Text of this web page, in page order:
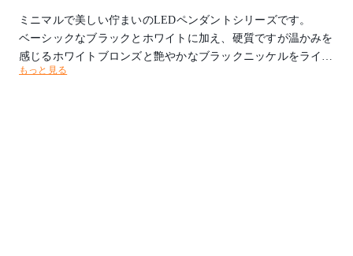
ミニマルで美しい佇まいのLEDペンダントシリーズです。
ベーシックなブラックとホワイトに加え、硬質ですが温かみを
感じるホワイトブロンズと艶やかなブラックニッケルをライン
ナップ。
もっと見る